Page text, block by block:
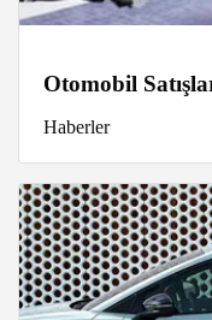
Otomobil
Haberler